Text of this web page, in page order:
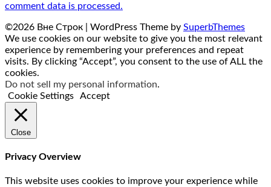
comment data is processed.
©2026 Вне Строк | WordPress Theme by SuperbThemes
We use cookies on our website to give you the most relevant
experience by remembering your preferences and repeat
visits. By clicking “Accept”, you consent to the use of ALL the
cookies.
Do not sell my personal information.
Cookie Settings
Accept
Close
Privacy Overview
This website uses cookies to improve your experience while